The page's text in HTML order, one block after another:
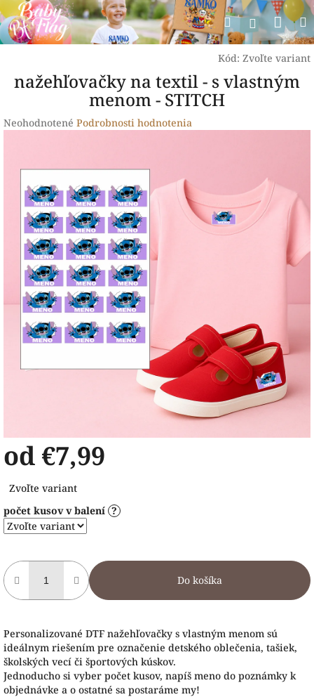
Prejsť
na
obsah
Hľadať
Kód: Zvoľte variant
nažehľovačky na textil - s vlastným
menom - STITCH
Priemerné
hviezdičiek.
Neohodnotené Podrobnosti hodnotenia
od €7,99
cena:
Zvoľte variant
počet kusov v balení ?
Do košíka
Personalizované DTF nažehľovačky s vlastným menom sú
ideálnym riešením pre označenie detského oblečenia, tašiek,
školských vecí či športových kúskov.
Jednoducho si vyber počet kusov, napíš meno do poznámky k
objednávke a o ostatné sa postaráme my!